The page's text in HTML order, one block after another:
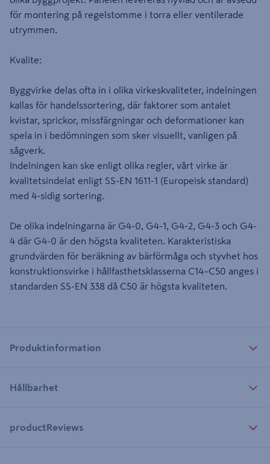
för montering på regelstomme i torra eller ventilerade
utrymmen.
Kvalite:
Byggvirke delas ofta in i olika virkeskvaliteter, indelningen
kallas för handelssortering, där faktorer som antalet
kvistar, sprickor, missfärgningar och deformationer kan
spela in i bedömningen som sker visuellt, vanligen på
sågverk.
Indelningen kan ske enligt olika regler, vårt virke är
kvalitetsindelat enligt SS-EN 1611-1 (Europeisk standard)
med 4-sidig sortering.
De olika indelningarna är G4-0, G4-1, G4-2, G4-3 och G4-
4 där G4-0 är den högsta kvaliteten. Karakteristiska
grundvärden för beräkning av bärförmåga och styvhet hos
konstruktionsvirke i hållfasthetsklasserna C14–C50 anges i
standarden SS-EN 338 då C50 är högsta kvaliteten.
Produktinformation
Hållbarhet
productReviews